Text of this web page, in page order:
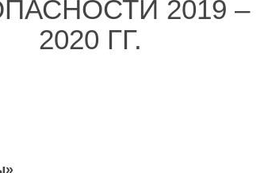
2019 –
2020 ГГ.